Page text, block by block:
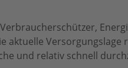
aktuelle Versorgungslage
und relativ schnell